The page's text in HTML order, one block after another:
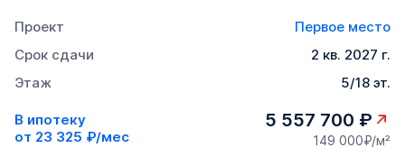
Проект
Первое место
Срок сдачи
2 кв. 2027 г.
Этаж
5/18 эт.
В ипотеку
от 23 325 ₽/мес
5 557 700 ₽
149 000₽/м²